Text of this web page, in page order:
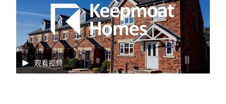
观看视频